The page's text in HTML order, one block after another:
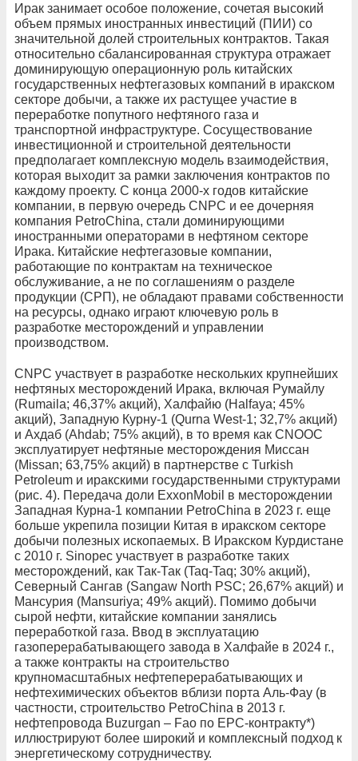
Ирак занимает особое положение, сочетая высокий
объем прямых иностранных инвестиций (ПИИ) со
значительной долей строительных контрактов. Такая
относительно сбалансированная структура отражает
доминирующую операционную роль китайских
государственных нефтегазовых компаний в иракском
секторе добычи, а также их растущее участие в
переработке попутного нефтяного газа и
транспортной инфраструктуре. Сосуществование
инвестиционной и строительной деятельности
предполагает комплексную модель взаимодействия,
которая выходит за рамки заключения контрактов по
каждому проекту. С конца 2000‑х годов китайские
компании, в первую очередь CNPC и ее дочерняя
компания PetroChina, стали доминирующими
иностранными операторами в нефтяном секторе
Ирака. Китайские нефтегазовые компании,
работающие по контрактам на техническое
обслуживание, а не по соглашениям о разделе
продукции (СРП), не обладают правами собственности
на ресурсы, однако играют ключевую роль в
разработке месторождений и управлении
производством.
CNPC участвует в разработке нескольких крупнейших
нефтяных месторождений Ирака, включая Румайлу
(Rumaila; 46,37% акций), Халфайю (Halfaya; 45%
акций), Западную Курну‑1 (Qurna West‑1; 32,7% акций)
и Ахдаб (Ahdab; 75% акций), в то время как CNOOC
эксплуатирует нефтяные месторождения Миссан
(Missan; 63,75% акций) в партнерстве с Turkish
Petroleum и иракскими государственными структурами
(рис. 4). Передача доли ExxonMobil в месторождении
Западная Курна‑1 компании PetroChina в 2023 г. еще
больше укрепила позиции Китая в иракском секторе
добычи полезных ископаемых. В Иракском Курдистане
с 2010 г. Sinopec участвует в разработке таких
месторождений, как Так-­Так (Taq-­Taq; 30% акций),
Северный Сангав (Sangaw North PSC; 26,67% акций) и
Мансурия (Mansuriya; 49% акций). Помимо добычи
сырой нефти, китайские компании занялись
переработкой газа. Ввод в эксплуатацию
газоперерабатывающего завода в Халфайе в 2024 г.,
а также контракты на строительство
крупномасштабных нефтеперерабатывающих и
нефтехимических объектов вблизи порта Аль-­Фау (в
частности, строительство PetroChina в 2013 г.
нефтепровода Buzurgan – Fao по EPC-контракту*)
иллюстрируют более широкий и комплексный подход к
энергетическому сотрудничеству.